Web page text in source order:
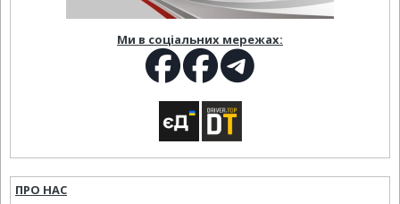
Ми в соціальних мережах:
ПРО НАС